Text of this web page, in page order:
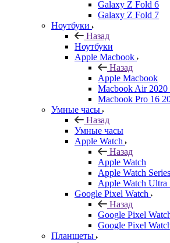
Galaxy Z Fold 6
Galaxy Z Fold 7
Ноутбуки
Назад
Ноутбуки
Apple Macbook
Назад
Apple Macbook
Macbook Air 2020
Macbook Pro 16
Умные часы
Назад
Умные часы
Apple Watch
Назад
Apple Watch
Apple Watch
Apple Watch Ultra
Google Pixel Watch
Назад
Google Pixel
Google Pixel
Планшеты